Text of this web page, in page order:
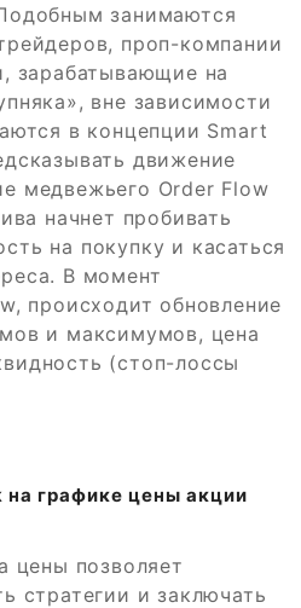
занимаются
проп-компании
зарабатывающие на
вне зависимости
в концепции Smart
движение
медвежьего Order Flow
начнет пробивать
на покупку и касаться
В момент
происходит обновление
и максимумов, цена
(стоп-лоссы
графике цены акции
цены позволяет
стратегии и заключать